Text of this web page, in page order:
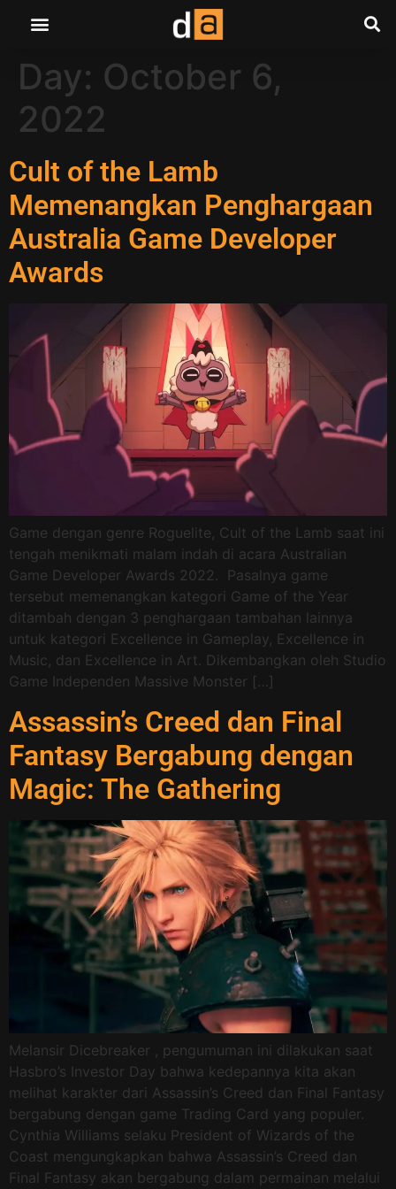
Day: October 6,
2022
Cult of the Lamb
Memenangkan Penghargaan
Australia Game Developer
Awards
Game dengan genre Roguelite, Cult of the Lamb saat ini
tengah menikmati malam indah di acara Australian
Game Developer Awards 2022. Pasalnya game
tersebut memenangkan kategori Game of the Year
ditambah dengan 3 penghargaan tambahan lainnya
untuk kategori Excellence in Gameplay, Excellence in
Music, dan Excellence in Art. Dikembangkan oleh Studio
Game Independen Massive Monster […]
Assassin’s Creed dan Final
Fantasy Bergabung dengan
Magic: The Gathering
Melansir Dicebreaker , pengumuman ini dilakukan saat
Hasbro’s Investor Day bahwa kedepannya kita akan
melihat karakter dari Assassin’s Creed dan Final Fantasy
bergabung dengan game Trading Card yang populer.
Cynthia Williams selaku President of Wizards of the
Coast mengungkapkan bahwa Assassin’s Creed dan
Final Fantasy akan bergabung dalam permainan melalui